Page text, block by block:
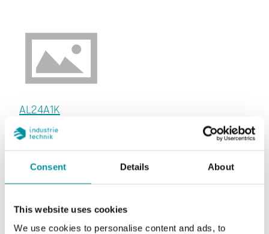
Consent Details About
This website uses cookies
We use cookies to personalise content and ads, to
AL24A1K
AI
1
AO